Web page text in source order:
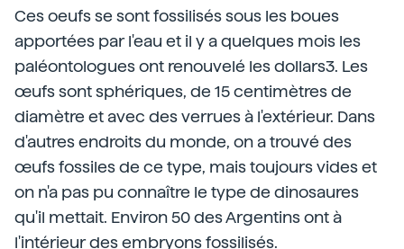
Ces oeufs se sont fossilisés sous les boues
apportées par l'eau et il y a quelques mois les
paléontologues ont renouvelé les dollars3. Les
œufs sont sphériques, de 15 centimètres de
diamètre et avec des verrues à l'extérieur. Dans
d'autres endroits du monde, on a trouvé des
œufs fossiles de ce type, mais toujours vides et
on n'a pas pu connaître le type de dinosaures
qu'il mettait. Environ 50 des Argentins ont à
l'intérieur des embryons fossilisés.